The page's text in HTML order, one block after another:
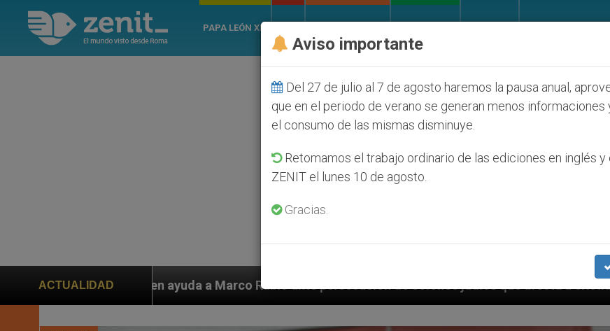
PAPA LEÓN XIV
ACTUALIDAD
a Marco Rubio ante persecución de colonos judíos que afecta a cristianos (y no sólo) en Tierra
Aviso importante
Del 27 de julio al 7 de agosto haremos la pausa anual,
que en el periodo de verano se generan menos informaciones
el consumo de las mismas disminuye.
Retomamos el trabajo ordinario de las ediciones en inglés y
ZENIT el lunes 10 de agosto.
Gracias.